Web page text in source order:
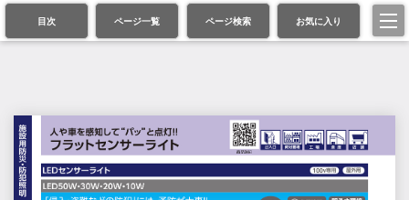
目次 ページ一覧 ページ検索 お気に入り